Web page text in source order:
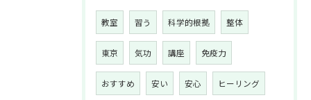
教室 習う 科学的根拠 整体
東京 気功 講座 免疫力
おすすめ 安い 安心 ヒーリング